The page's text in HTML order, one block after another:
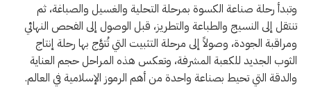
وتبدأ رحلة صناعة الكسوة بمرحلة التحلية والغسيل والصباغة، ثم
تنتقل إلى النسيج والطباعة والتطريز، قبل الوصول إلى الفحص النهائي
ومراقبة الجودة، وصولاً إلى مرحلة التثبيت التي تُتوَّج بها رحلة إنتاج
الثوب الجديد للكعبة المشرفة، وتعكس هذه المراحل حجم العناية
والدقة التي تحيط بصناعة واحدة من أهم الرموز الإسلامية في العالم.